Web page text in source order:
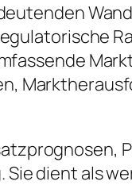
dient als